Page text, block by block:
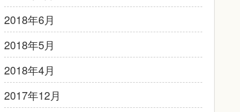
2018年6月
2018年5月
2018年4月
2017年12月